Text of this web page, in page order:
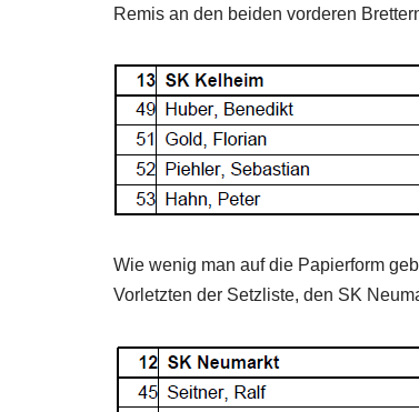
Remis an den beiden vorderen
Wie wenig man auf die Papierform
Vorletzten der Setzliste, den SK